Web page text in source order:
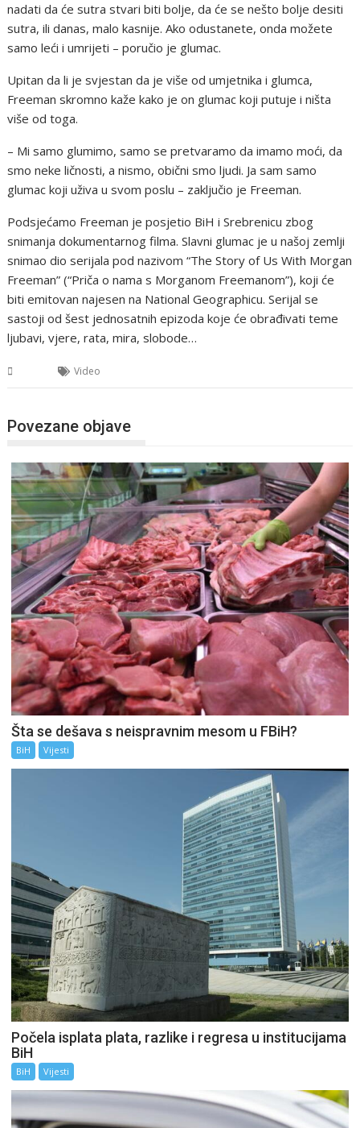
nadati da će sutra stvari biti bolje, da će se nešto bolje desiti
sutra, ili danas, malo kasnije. Ako odustanete, onda možete
samo leći i umrijeti – poručio je glumac.
Upitan da li je svjestan da je više od umjetnika i glumca,
Freeman skromno kaže kako je on glumac koji putuje i ništa
više od toga.
– Mi samo glumimo, samo se pretvaramo da imamo moći, da
smo neke ličnosti, a nismo, obični smo ljudi. Ja sam samo
glumac koji uživa u svom poslu – zaključio je Freeman.
Podsjećamo Freeman je posjetio BiH i Srebrenicu zbog
snimanja dokumentarnog filma. Slavni glumac je u našoj zemlji
snimao dio serijala pod nazivom “The Story of Us With Morgan
Freeman” (“Priča o nama s Morganom Freemanom”), koji će
biti emitovan najesen na National Geographicu. Serijal se
sastoji od šest jednosatnih epizoda koje će obrađivati teme
ljubavi, vjere, rata, mira, slobode…
Video
Povezane objave
Šta se dešava s neispravnim mesom u FBiH?
BiH Vijesti
Počela isplata plata, razlike i regresa u institucijama
BiH
BiH Vijesti